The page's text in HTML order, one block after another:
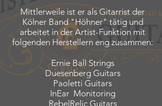
Mittlerweile ist er als Gitarrist der
Kölner Band "Höhner" tätig und
arbeitet in der Artist-Funktion mit
folgenden Herstellern eng zusammen:
Ernie Ball Strings
Duesenberg Guitars
Paoletti Guitars
InEar Monitoring
RebelRelic Guitars